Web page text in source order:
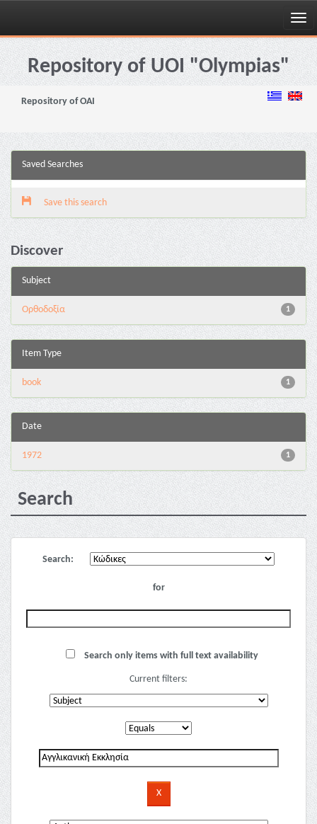
Skip
navigationRepository of UOI "Olympias"
Repository of OAI
Saved Searches
Save this search
Discover
Subject
1
Ορθοδοξία
Item Type
1
book
Date
1
1972
Search
Search:
for
Search only items with full text availability
Current filters: